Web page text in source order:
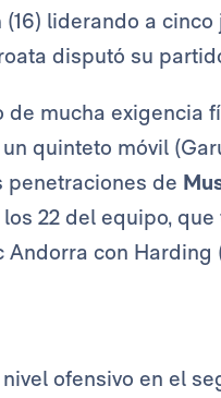
(16) liderando a
disputó su
mucha exigencia
quinteto móvil
penetraciones de
22 del equipo,
con
ofensivo en el